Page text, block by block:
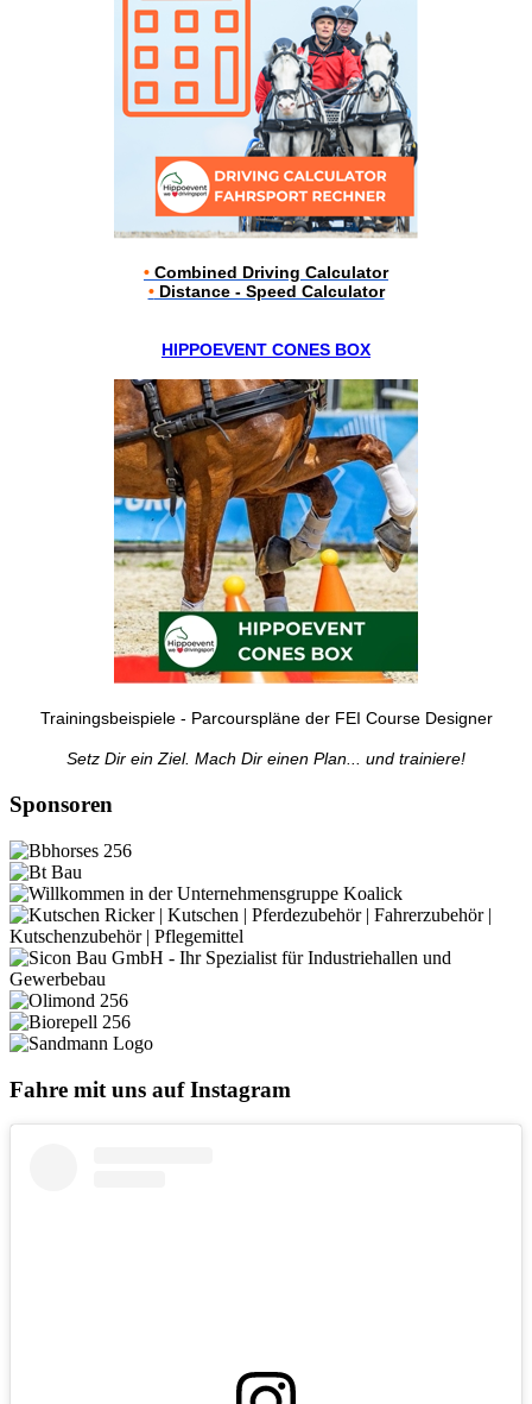
• Combined Driving Calculator
•Distance - Speed Calculator
HIPPOEVENT CONES BOX
Trainingsbeispiele - Parcourspläne der FEI Course Designer
Setz Dir ein Ziel. Mach Dir einen Plan... und trainiere!
Sponsoren
Fahre mit uns auf Instagram